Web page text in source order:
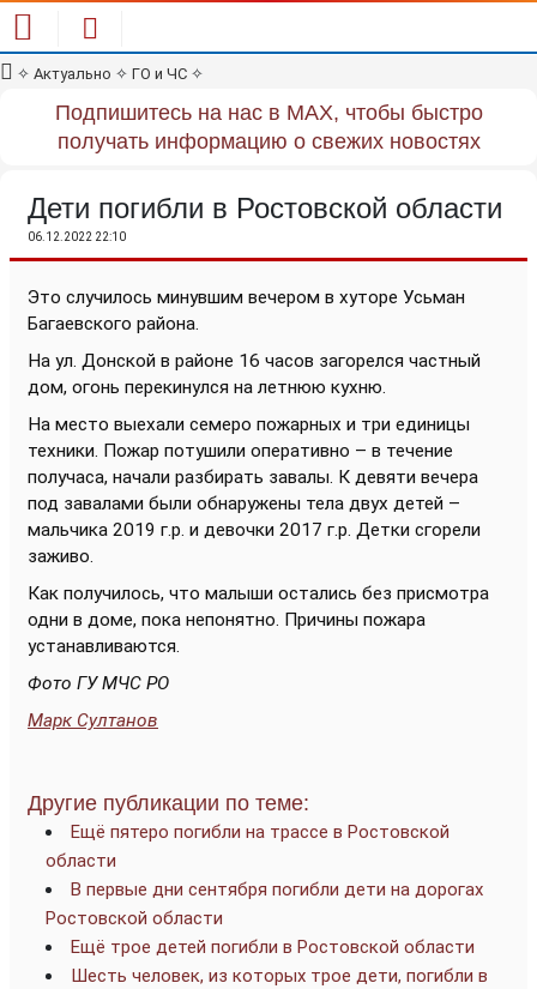
✧ Актуально ✧ ГО и ЧС ✧
Подпишитесь на нас в MAX, чтобы быстро
получать информацию о свежих новостях
Дети погибли в Ростовской области
06.12.2022 22:10
Это случилось минувшим вечером в хуторе Усьман
Багаевского района.
На ул. Донской в районе 16 часов загорелся частный
дом, огонь перекинулся на летнюю кухню.
На место выехали семеро пожарных и три единицы
техники. Пожар потушили оперативно – в течение
получаса, начали разбирать завалы. К девяти вечера
под завалами были обнаружены тела двух детей –
мальчика 2019 г.р. и девочки 2017 г.р. Детки сгорели
заживо.
Как получилось, что малыши остались без присмотра
одни в доме, пока непонятно. Причины пожара
устанавливаются.
Фото ГУ МЧС РО
Марк Султанов
Другие публикации по теме:
Ещё пятеро погибли на трассе в Ростовской
области
В первые дни сентября погибли дети на дорогах
Ростовской области
Ещё трое детей погибли в Ростовской области
Шесть человек, из которых трое дети, погибли в